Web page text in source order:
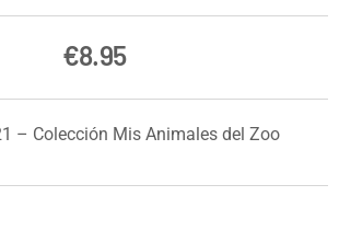
€8.95
– Colección Mis Animales del Zoo